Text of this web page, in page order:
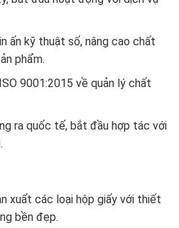
ấn kỹ thuật số, nâng cao chất
phẩm.
9001:2015 về quản lý chất
ra quốc tế, bắt đầu hợp tác với
xuất các loại hộp giấy với thiết
bền đẹp.